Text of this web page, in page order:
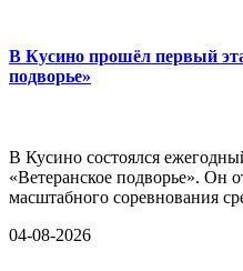
В Кусино прошёл первый
подворье»
В Кусино состоялся
«Ветеранское подворье». Он
масштабного соревнования
04-08-2026